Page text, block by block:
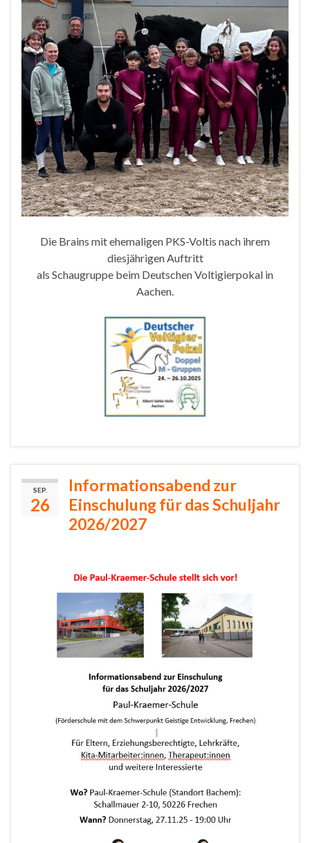
Die Brains mit ehemaligen PKS-Voltis nach ihrem
diesjährigen Auftritt
als Schaugruppe beim Deutschen Voltigierpokal in
Aachen.
SEP.
26
Informationsabend zur
Einschulung für das Schuljahr
2026/2027